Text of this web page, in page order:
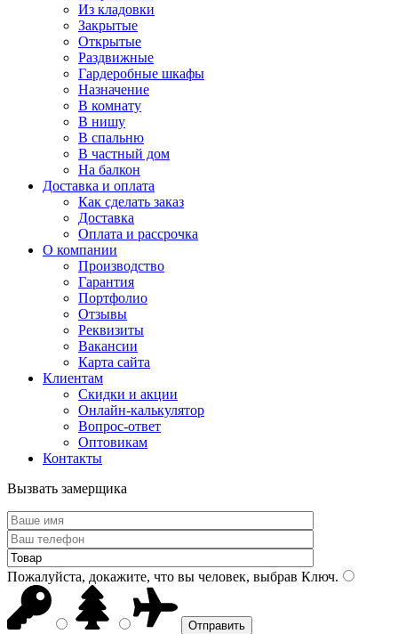
Из кладовки
Закрытые
Открытые
Раздвижные
Гардеробные шкафы
Назначение
В комнату
В нишу
В спальню
В частный дом
На балкон
Доставка и оплата
Как сделать заказ
Доставка
Оплата и рассрочка
О компании
Производство
Гарантия
Портфолио
Отзывы
Реквизиты
Вакансии
Карта сайта
Клиентам
Скидки и акции
Онлайн-калькулятор
Вопрос-ответ
Оптовикам
Контакты
Вызвать замерщика
Пожалуйста, докажите, что вы человек, выбрав Ключ.